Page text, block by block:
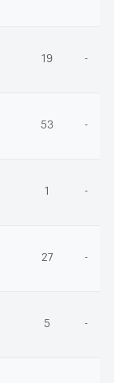
19 -
53 -
1 -
27 -
5 -